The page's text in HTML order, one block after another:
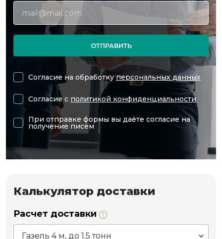
ОТПРАВИТЬ
Согласие на обработкуперсональных данных
Согласие с политикой конфиденциальности
При отправке формы вы даёте согласие на
получение писем
Калькулятор доставки
Расчет доставки